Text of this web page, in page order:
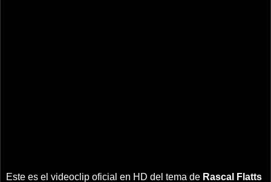
Este es el videoclip oficial en HD del tema de Rascal Flatts